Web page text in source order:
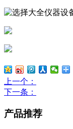
上一个 ：
下一条 ：
产品推荐